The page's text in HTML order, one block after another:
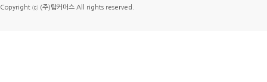
Copyright ⓒ (주)탑커머스 All rights reserved.